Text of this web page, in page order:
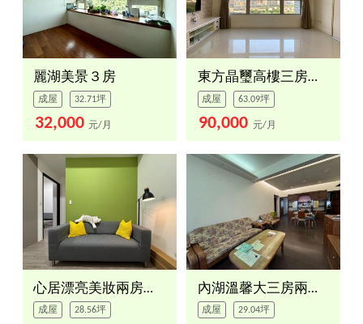
麗湖美景３房
成屋 32.71坪
32,000 元/月
東方晶璽高樓三房車位
成屋 63.09坪
90,000 元/月
心居漂亮美妝兩房車位
成屋 28.56坪
內湖溫馨大三房兩衛浴
成屋 29.04坪